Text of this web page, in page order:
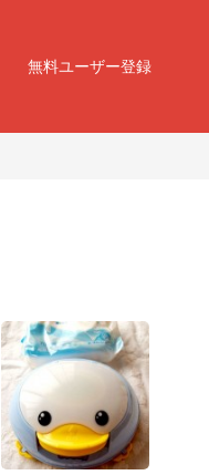
無料ユーザー登録